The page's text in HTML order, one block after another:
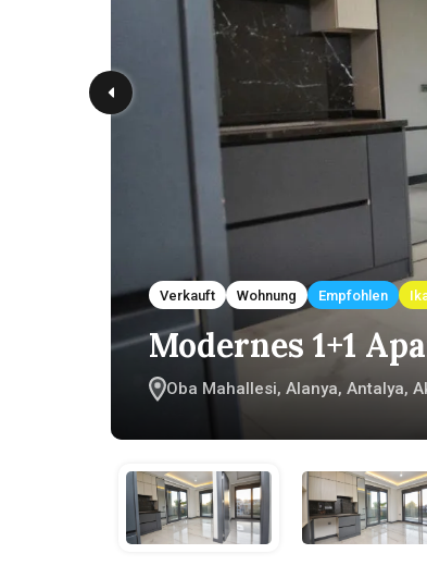
Verkauft Wohnung Empfohlen
Modernes 1+1
Oba Mahallesi, Alanya, Antalya,